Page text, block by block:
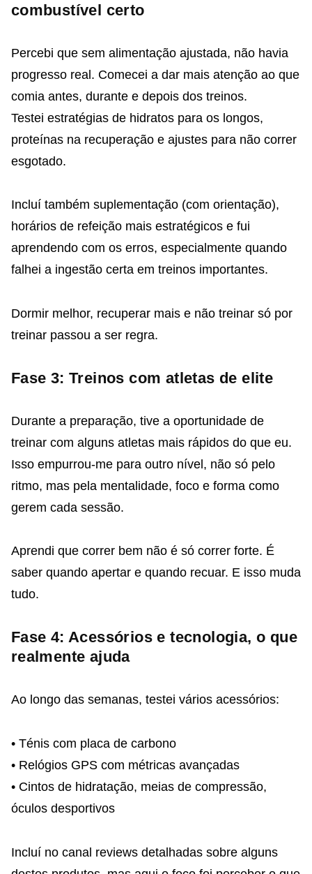
combustível certo
Percebi que sem alimentação ajustada, não havia
progresso real. Comecei a dar mais atenção ao que
comia antes, durante e depois dos treinos.
Testei estratégias de hidratos para os longos,
proteínas na recuperação e ajustes para não correr
esgotado.
Incluí também suplementação (com orientação),
horários de refeição mais estratégicos e fui
aprendendo com os erros, especialmente quando
falhei a ingestão certa em treinos importantes.
Dormir melhor, recuperar mais e não treinar só por
treinar passou a ser regra.
Fase 3: Treinos com atletas de elite
Durante a preparação, tive a oportunidade de
treinar com alguns atletas mais rápidos do que eu.
Isso empurrou-me para outro nível, não só pelo
ritmo, mas pela mentalidade, foco e forma como
gerem cada sessão.
Aprendi que correr bem não é só correr forte. É
saber quando apertar e quando recuar. E isso muda
tudo.
Fase 4: Acessórios e tecnologia, o que
realmente ajuda
Ao longo das semanas, testei vários acessórios:
• Ténis com placa de carbono
• Relógios GPS com métricas avançadas
• Cintos de hidratação, meias de compressão,
óculos desportivos
Incluí no canal reviews detalhadas sobre alguns